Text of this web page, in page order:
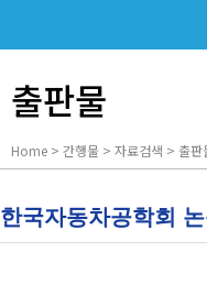
출판물
Home > 간행물 > 자료검색 > 출판
한국자동차공학회